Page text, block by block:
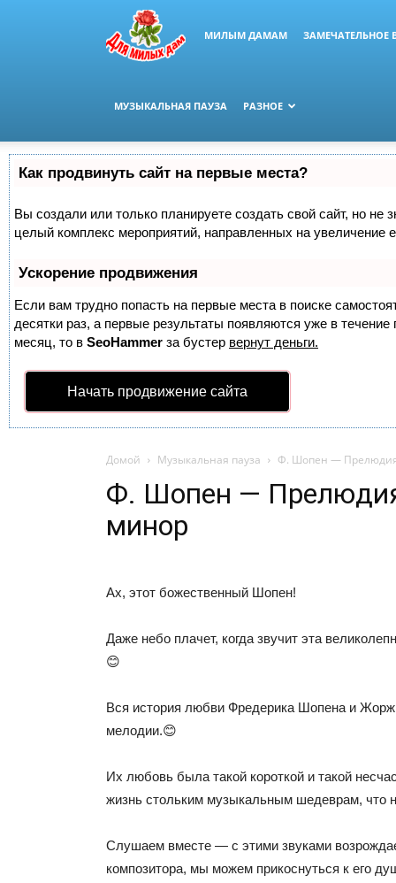
МИЛЫМ ДАМАМ ЗАМЕЧАТЕЛЬНОЕ
МУЗЫКАЛЬНАЯ ПАУЗА РАЗНОЕ
Как продвинуть сайт на первые места?
Вы создали или только планируете создать свой сайт, но не
целый комплекс мероприятий, направленных на увеличение
Ускорение продвижения
Если вам трудно попасть на первые места в поиске
десятки раз, а первые результаты появляются уже в
месяц, то в SeoHammer за бустер вернут деньги.
Начать продвижение сайта
Домой Музыкальная пауза Ф. Шопен —
Ф. Шопен —
минор
Ах, этот божественный Шопен!
Даже небо плачет, когда звучит эта
😊
Вся история любви Фредерика Шопена и
мелодии.😊
Их любовь была такой короткой и такой
жизнь стольким музыкальным шедеврам, что
Слушаем вместе — с этими звуками
композитора, мы можем прикоснуться к его